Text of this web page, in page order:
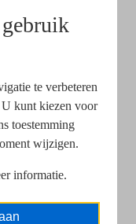
te verbeteren
U kunt kiezen voor
toestemming
wijzigen.
informatie.